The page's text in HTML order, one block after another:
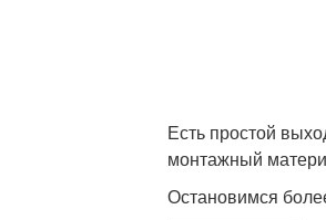
Есть простой
монтажный
Остановимся